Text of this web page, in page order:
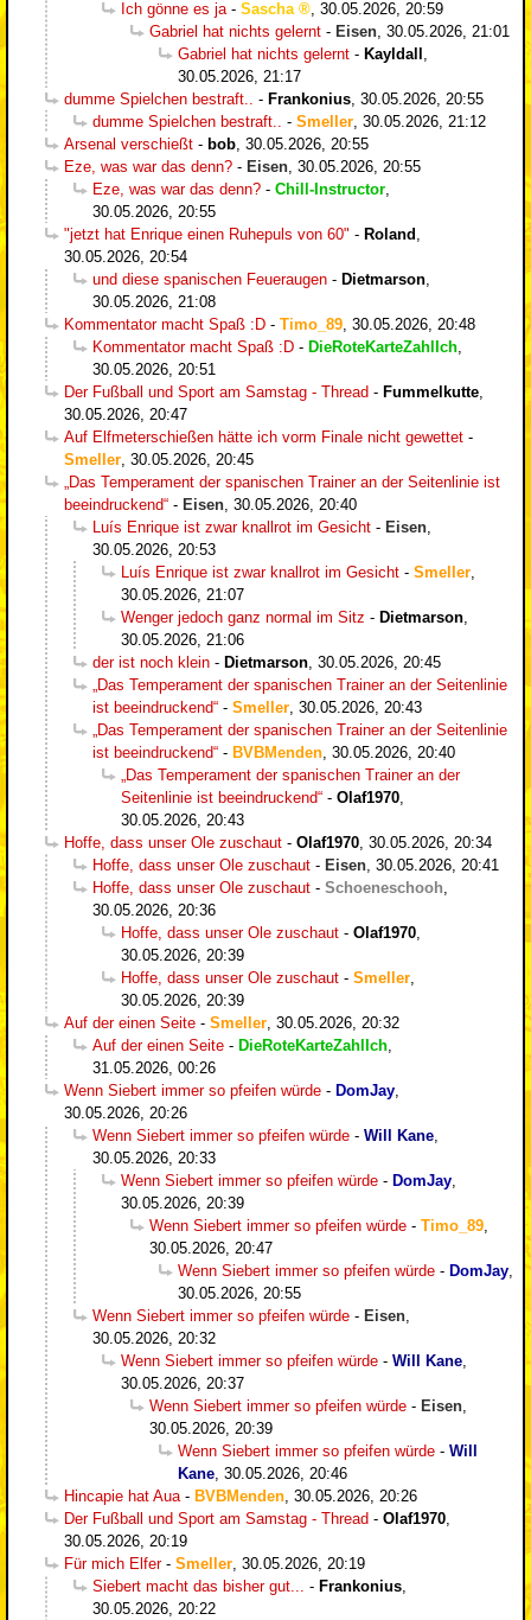
Ich gönne es ja - Sascha
30.05.2026, 20:59
Gabriel hat nichts gelernt - Eisen 30.05.2026, 21:01
Gabriel hat nichts gelernt - Kayldall
30.05.2026, 21:17
dumme Spielchen bestraft..
- Frankonius 30.05.2026, 20:55
dumme Spielchen bestraft..
- Smeller 30.05.2026, 21:12
Arsenal verschießt - bob 30.05.2026, 20:55
Eze, was war das denn? - Eisen 30.05.2026, 20:55
Eze, was war das denn? - Chill-Instructor
30.05.2026, 20:55
"jetzt hat Enrique einen Ruhepuls von 60" - Roland
30.05.2026, 20:54
und diese spanischen Feueraugen - Dietmarson
30.05.2026, 21:08
Kommentator macht Spaß :D - Timo_89 30.05.2026, 20:48
Kommentator macht Spaß :D - DieRoteKarteZahlIch
30.05.2026, 20:51
Der Fußball und Sport am Samstag - Thread - Fummelkutte
30.05.2026, 20:47
Auf Elfmeterschießen hätte ich vorm Finale nicht gewettet -
Smeller 30.05.2026, 20:45
„Das Temperament der spanischen Trainer an der Seitenlinie ist
beeindruckend“ - Eisen 30.05.2026, 20:40
Luís Enrique ist zwar knallrot im Gesicht - Eisen
30.05.2026, 20:53
Luís Enrique ist zwar knallrot im Gesicht - Smeller
30.05.2026, 21:07
Wenger jedoch ganz normal im Sitz - Dietmarson
30.05.2026, 21:06
der ist noch klein - Dietmarson 30.05.2026, 20:45
„Das Temperament der spanischen Trainer an der Seitenlinie
ist beeindruckend“ - Smeller 30.05.2026, 20:43
„Das Temperament der spanischen Trainer an der Seitenlinie
ist beeindruckend“ - BVBMenden 30.05.2026, 20:40
„Das Temperament der spanischen Trainer an der
Seitenlinie ist beeindruckend“ - Olaf1970
30.05.2026, 20:43
Hoffe, dass unser Ole zuschaut - Olaf1970 30.05.2026, 20:34
Hoffe, dass unser Ole zuschaut - Eisen 30.05.2026, 20:41
Hoffe, dass unser Ole zuschaut - Schoeneschooh
30.05.2026, 20:36
Hoffe, dass unser Ole zuschaut - Olaf1970
30.05.2026, 20:39
Hoffe, dass unser Ole zuschaut - Smeller
30.05.2026, 20:39
Auf der einen Seite - Smeller 30.05.2026, 20:32
Auf der einen Seite - DieRoteKarteZahlIch
31.05.2026, 00:26
Wenn Siebert immer so pfeifen würde - DomJay
30.05.2026, 20:26
Wenn Siebert immer so pfeifen würde - Will Kane
30.05.2026, 20:33
Wenn Siebert immer so pfeifen würde - DomJay
30.05.2026, 20:39
Wenn Siebert immer so pfeifen würde - Timo_89
30.05.2026, 20:47
Wenn Siebert immer so pfeifen würde - DomJay
30.05.2026, 20:55
Wenn Siebert immer so pfeifen würde - Eisen
30.05.2026, 20:32
Wenn Siebert immer so pfeifen würde - Will Kane
30.05.2026, 20:37
Wenn Siebert immer so pfeifen würde - Eisen
30.05.2026, 20:39
Wenn Siebert immer so pfeifen würde - Will
Kane 30.05.2026, 20:46
Hincapie hat Aua - BVBMenden 30.05.2026, 20:26
Der Fußball und Sport am Samstag - Thread - Olaf1970
30.05.2026, 20:19
Für mich Elfer- Smeller 30.05.2026, 20:19
Siebert macht das bisher gut...
- Frankonius
30.05.2026, 20:22